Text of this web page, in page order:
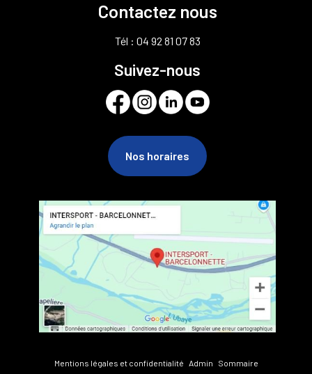
Contactez nous
Tél : 04 92 81 07 83
Suivez-nous
Nos horaires
Mentions légales et confidentialité Admin Sommaire